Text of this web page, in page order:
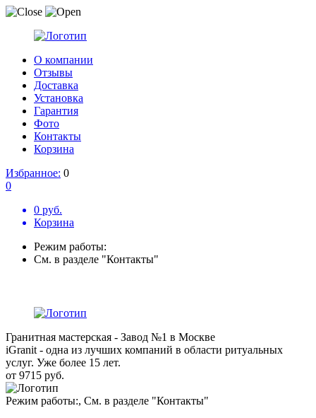
О компании
Отзывы
Доставка
Установка
Гарантия
Фото
Контакты
Корзина
Избранное: 0
0
0 руб.
Корзина
Режим работы:
См. в разделе "Контакты"
Гранитная мастерская - Завод №1 в Москве
iGranit - одна из лучших компаний в области ритуальных
услуг. Уже более 15 лет.
от 9715 руб.
Режим работы:, См. в разделе "Контакты"